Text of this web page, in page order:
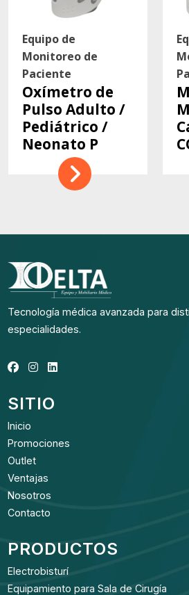
Equipo de
Monitoreo de
Paciente
Oxímetro de
Pulso Adulto /
Pediátrico /
Neonato P
Tecnología médica avanzada para
especialidades.
SITIO
Inicio
Promociones
Outlet
Ventajas
Nosotros
Contacto
PRODUCTOS
Electrobisturí
Equipamiento para Sala de Cirugía